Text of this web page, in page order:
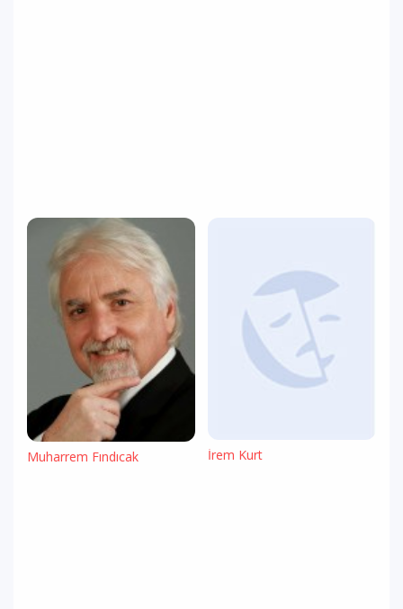
Muharrem Fındıcak İrem Kurt